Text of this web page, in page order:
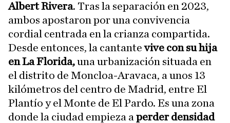
Albert Rivera. Tras la separación en 2023,
ambos apostaron por una convivencia
cordial centrada en la crianza compartida.
Desde entonces, la cantantevive con su hija
en La Florida,una urbanización situada en
el distrito de Moncloa-Aravaca, a unos 13
kilómetros del centro de Madrid, entre El
Plantío y el Monte de El Pardo. Es una zona
donde la ciudad empieza a perder densidad